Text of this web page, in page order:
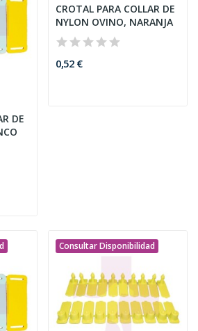
DE
CROTAL PARA COLLAR DE
NYLON OVINO, NARANJA
0,52 €
Consultar Disponibilidad